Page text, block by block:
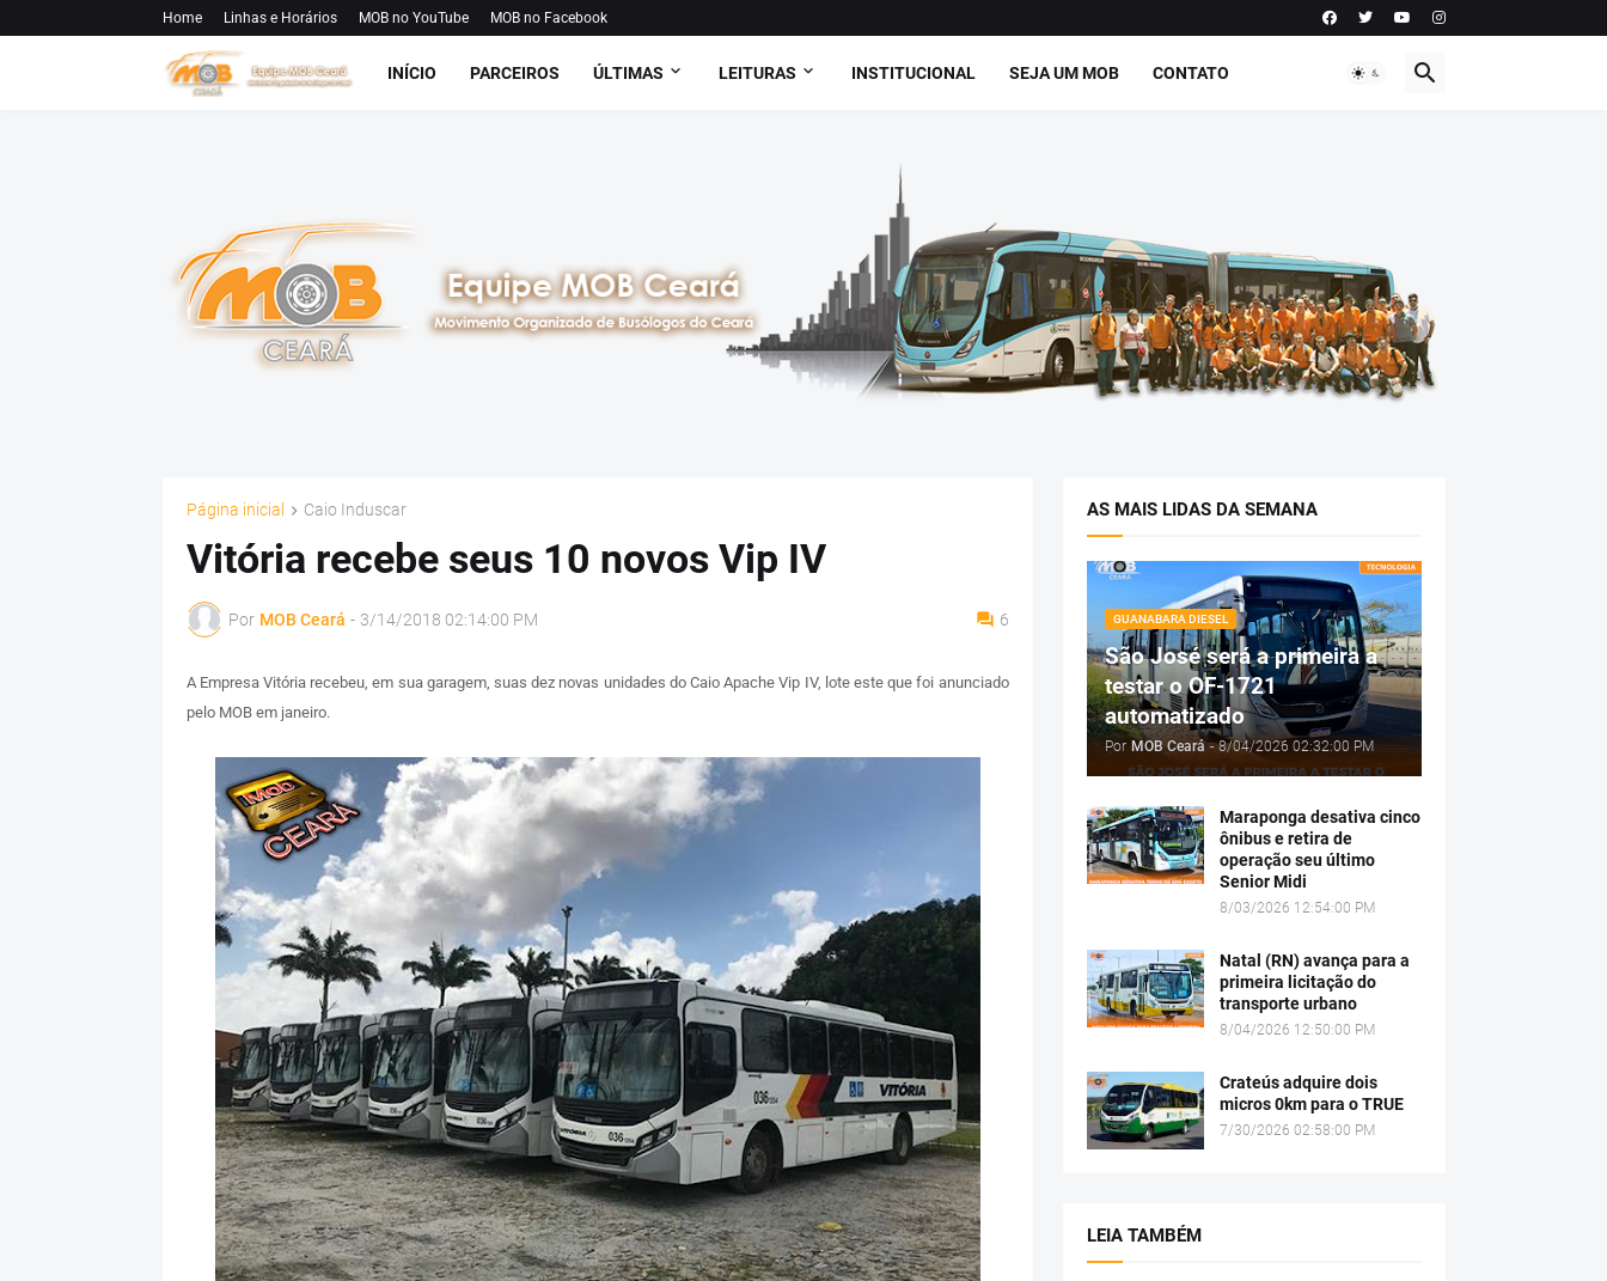
Home Linhas e Horários MOB no YouTube MOB no Facebook
INÍCIO PARCEIROS ÚLTIMAS LEITURAS INSTITUCIONAL SEJA UM MOB CONTATO
Página inicial Caio Induscar
Vitória recebe seus 10 novos Vip IV
Por MOB Ceará - 3/14/2018 02:14:00 PM 6
A Empresa Vitória recebeu, em sua garagem, suas dez novas unidades do Caio Apache Vip IV, lote este que foi anunciado
pelo MOB em janeiro.
AS MAIS LIDAS DA SEMANA
GUANABARA DIESEL
São José será a primeira a
testar o OF-1721
automatizado
Por MOB Ceará - 8/04/2026 02:32:00 PM
Maraponga desativa cinco
ônibus e retira de
operação seu último
Senior Midi
8/03/2026 12:54:00 PM
Natal (RN) avança para a
primeira licitação do
transporte urbano
8/04/2026 12:50:00 PM
Crateús adquire dois
micros 0km para o TRUE
7/30/2026 02:58:00 PM
LEIA TAMBÉM